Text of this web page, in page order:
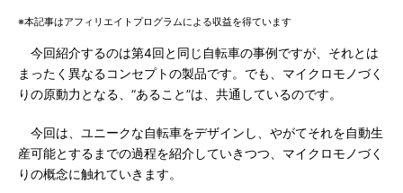
※本記事はアフィリエイトプログラムによる収益を得ています
今回紹介するのは第4回と同じ自転車の事例ですが、それとは
まったく異なるコンセプトの製品です。でも、マイクロモノづく
りの原動力となる、“あること”は、共通しているのです。
今回は、ユニークな自転車をデザインし、やがてそれを自動生
産可能とするまでの過程を紹介していきつつ、マイクロモノづく
りの概念に触れていきます。